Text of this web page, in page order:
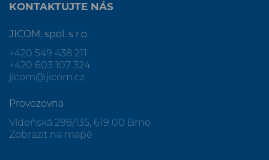
KONTAKTUJTE NÁS
JICOM, spol. s r.o.
+420 549 438 211
+420 603 107 324
jicom@jicom.cz
Provozovna
Vídeňská 298/135, 619 00 Brno
Zobrazit na mapě